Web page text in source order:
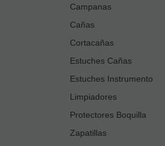
Campanas
Cañas
Cortacañas
Estuches Cañas
Estuches Instrumento
Limpiadores
Protectores Boquilla
Zapatillas